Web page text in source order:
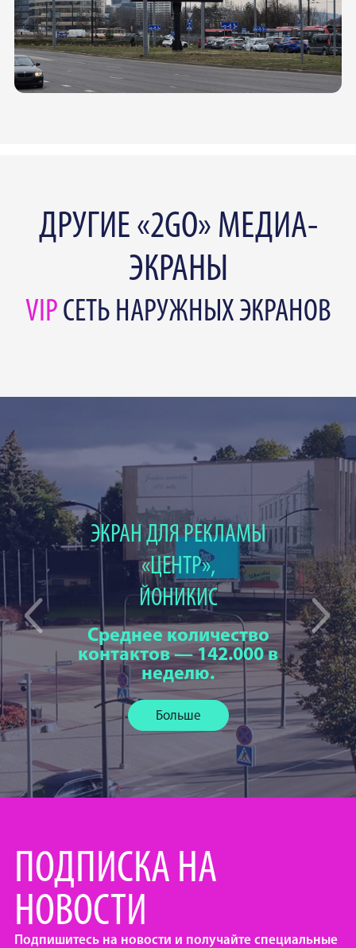
ДРУГИЕ «2GO» МЕДИА-
ЭКРАНЫ
VIP СЕТЬ НАРУЖНЫХ ЭКРАНОВ
ЭКРАН ДЛЯ РЕКЛАМЫ
«ЦЕНТР»,
ЙОНИКИС
Среднее количество
контактов — 142.000 в
неделю.
Больше
ПОДПИСКА НА
НОВОСТИ
Подпишитесь на новости и получайте специальные